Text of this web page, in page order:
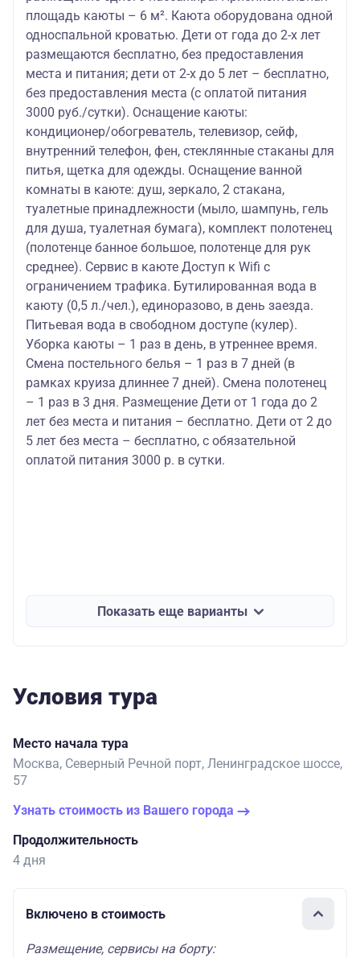
площадь каюты – 6 м². Каюта оборудована одной
односпальной кроватью. Дети от года до 2-х лет
размещаются бесплатно, без предоставления
места и питания; дети от 2-х до 5 лет – бесплатно,
без предоставления места (с оплатой питания
3000 руб./сутки). Оснащение каюты:
кондиционер/обогреватель, телевизор, сейф,
внутренний телефон, фен, стеклянные стаканы для
питья, щетка для одежды. Оснащение ванной
комнаты в каюте: душ, зеркало, 2 стакана,
туалетные принадлежности (мыло, шампунь, гель
для душа, туалетная бумага), комплект полотенец
(полотенце банное большое, полотенце для рук
среднее). Сервис в каюте Доступ к Wifi с
ограничением трафика. Бутилированная вода в
каюту (0,5 л./чел.), единоразово, в день заезда.
Питьевая вода в свободном доступе (кулер).
Уборка каюты – 1 раз в день, в утреннее время.
Смена постельного белья – 1 раз в 7 дней (в
рамках круиза длиннее 7 дней). Смена полотенец
– 1 раз в 3 дня. Размещение Дети от 1 года до 2
лет без места и питания – бесплатно. Дети от 2 до
5 лет без места – бесплатно, с обязательной
оплатой питания 3000 р. в сутки.
Показать еще варианты
Условия тура
Место начала тура
Москва, Северный Речной порт, Ленинградское шоссе,
57
Узнать стоимость из Вашего города
Продолжительность
4 дня
Включено в стоимость
Размещение, сервисы на борту: